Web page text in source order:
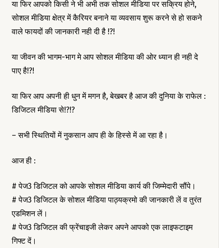
या फिर आपको किसी ने भी अभी तक सोशल मीडिया पर सक्रिय होने,
सोशल मीडिया क्षेत्र में कैरियर बनाने या व्यवसाय शुरू करने से हो सकने
वाले फायदों की जानकारी नही दी है !?!
या जीवन की भागम-भाग मे आप सोशल मीडिया की ओर ध्यान ही नही दे
पाए है!?!
या फिर आप अपनी ही धुन में मगन है, बेखबर है आज की दुनिया के राफेल :
डिजिटल मीडिया से!?!?
– सभी स्थितियों में नुकसान आप ही के हिस्से में आ रहा है।
आज ही :
# पेज3 डिजिटल को आपके सोशल मीडिया कार्य की जिम्मेदारी सौंपे।
# पेज3 डिजिटल के सोशल मीडिया पाठ्यक्रमो की जानकारी लें व तुरंत
एडमिशन लें।
# पेज3 डिजिटल की फ्रेंचाइजी लेकर अपने आपको एक लाइफटाइम
गिफ्ट दें।